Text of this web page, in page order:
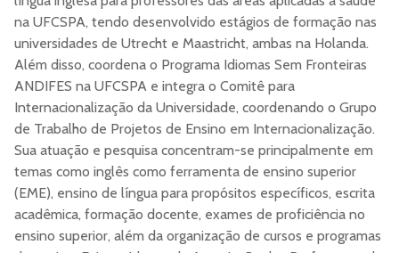
na UFCSPA, tendo desenvolvido estágios de formação nas
universidades de Utrecht e Maastricht, ambas na Holanda.
Além disso, coordena o Programa Idiomas Sem Fronteiras
ANDIFES na UFCSPA e integra o Comitê para
Internacionalização da Universidade, coordenando o Grupo
de Trabalho de Projetos de Ensino em Internacionalização.
Sua atuação e pesquisa concentram-se principalmente em
temas como inglês como ferramenta de ensino superior
(EME), ensino de língua para propósitos específicos, escrita
acadêmica, formação docente, exames de proficiência no
ensino superior, além da organização de cursos e programas